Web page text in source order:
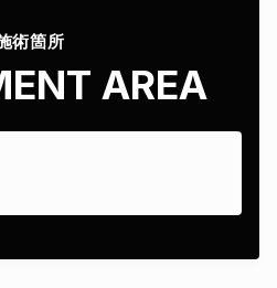
術箇所
AREA